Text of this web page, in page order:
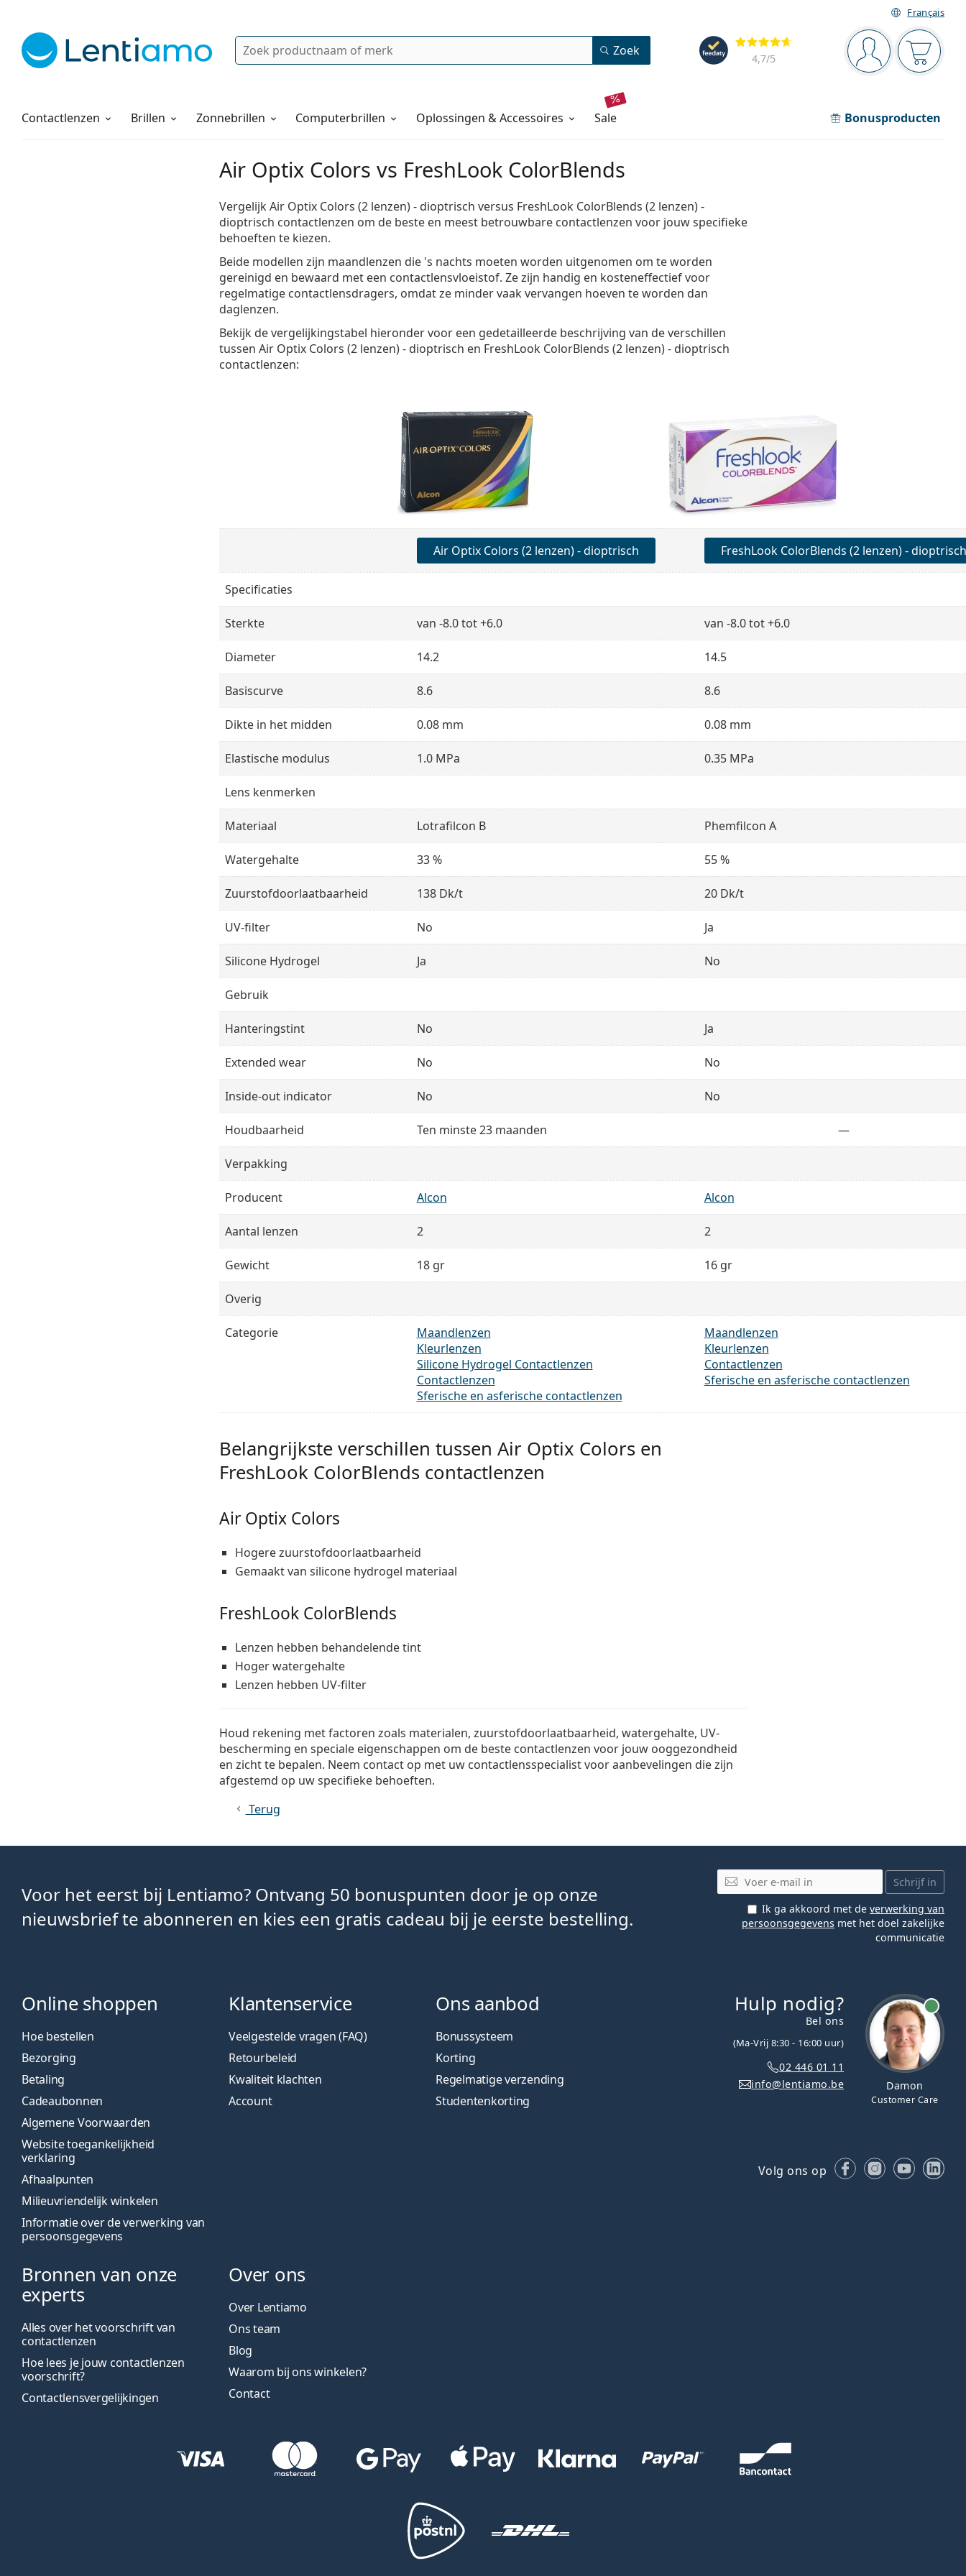
Français
Navigatie
Je bent ingelogd
Jouw
Beoordelingen
4,7/5
Zoek Zoek
Contactlenzen
Lenzenvloeistoffen Brillen Zonnebrillen Computerbrillen Oplossingen & Accessoires sale Bonusproducten
Hoe bestellen
Air Optix Colors vs FreshLook ColorBlends
Vergelijk Air Optix Colors (2 lenzen) - dioptrisch versus FreshLook ColorBlends (2 lenzen) -
dioptrisch contactlenzen om de beste en meest betrouwbare contactlenzen voor jouw specifieke
behoeften te kiezen.
Beide modellen zijn maandlenzen die 's nachts moeten worden uitgenomen om te worden
gereinigd en bewaard met een contactlensvloeistof. Ze zijn handig en kosteneffectief voor
regelmatige contactlensdragers, omdat ze minder vaak vervangen hoeven te worden dan
daglenzen.
Bekijk de vergelijkingstabel hieronder voor een gedetailleerde beschrijving van de verschillen
tussen Air Optix Colors (2 lenzen) - dioptrisch en FreshLook ColorBlends (2 lenzen) - dioptrisch
contactlenzen:
Air Optix Colors (2 lenzen) - dioptrisch FreshLook ColorBlends (2 lenzen) - dioptrisch
Specificaties
Sterkte van -8.0 tot +6.0 van -8.0 tot +6.0
Diameter 14.2 14.5
Basiscurve 8.6 8.6
Dikte in het midden 0.08 mm 0.08 mm
Elastische modulus 1.0 MPa 0.35 MPa
Lens kenmerken
Materiaal Lotrafilcon B Phemfilcon A
Watergehalte 33 % 55 %
Zuurstofdoorlaatbaarheid 138 Dk/t 20 Dk/t
UV-filter No Ja
Silicone Hydrogel Ja No
Gebruik
Hanteringstint No Ja
Extended wear No No
Inside-out indicator No No
Houdbaarheid Ten minste 23 maanden
Verpakking
Producent Alcon Alcon
Aantal lenzen 2 2
Gewicht 18 gr 16 gr
Overig
Categorie
Maandlenzen
Kleurlenzen
Silicone Hydrogel Contactlenzen
Contactlenzen
Sferische en asferische contactlenzen
Maandlenzen
Kleurlenzen
Contactlenzen
Sferische en asferische contactlenzen
Belangrijkste verschillen tussen Air Optix Colors en
FreshLook ColorBlends contactlenzen
Air Optix Colors
Hogere zuurstofdoorlaatbaarheid
Gemaakt van silicone hydrogel materiaal
FreshLook ColorBlends
Lenzen hebben behandelende tint
Hoger watergehalte
Lenzen hebben UV-filter
Houd rekening met factoren zoals materialen, zuurstofdoorlaatbaarheid, watergehalte, UV-
bescherming en speciale eigenschappen om de beste contactlenzen voor jouw ooggezondheid
en zicht te bepalen. Neem contact op met uw contactlensspecialist voor aanbevelingen die zijn
afgestemd op uw specifieke behoeften.
Terug
Voor het eerst bij Lentiamo? Ontvang 50 bonuspunten door je op onze
nieuwsbrief te abonneren en kies een gratis cadeau bij je eerste bestelling.
E-mail
Schrijf in
Ik ga akkoord met de verwerking van
persoonsgegevens met het doel zakelijke
communicatie
Damon
Customer Care
Hulp nodig?
Bel ons
(Ma-Vrij 8:30 - 16:00 uur)
02 446 01 11
info@lentiamo.be
Online shoppen
Hoe bestellen
Bezorging
Betaling
Cadeaubonnen
Algemene Voorwaarden
Website toegankelijkheid
verklaring
Afhaalpunten
Milieuvriendelijk winkelen
Informatie over de verwerking van
persoonsgegevens
Klantenservice
Veelgestelde vragen (FAQ)
Retourbeleid
Kwaliteit klachten
Account
Ons aanbod
Bonussysteem
Korting
Regelmatige verzending
Studentenkorting
Bronnen van onze
experts
Alles over het voorschrift van
contactlenzen
Hoe lees je jouw contactlenzen
voorschrift?
Contactlensvergelijkingen
Over ons
Over Lentiamo
Ons team
Blog
Waarom bij ons winkelen?
Contact
Volg ons op FacebookInstagram
YouTube